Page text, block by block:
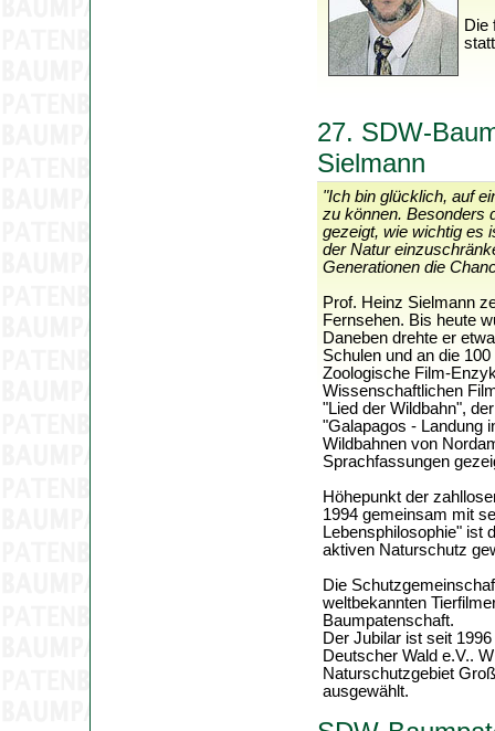
Die
27. SDW-
Sielmann
"Ich bin glücklich, auf
zu können. Besonders
gezeigt, wie wichtig es
der Natur
Generationen die
Prof. Heinz Sielmann
Fernsehen. Bis heute
Daneben drehte er
Schulen und an die
Zoologische Film-
Wissenschaftlichen
"Lied der Wildbahn",
"Galapagos - Landung
Wildbahnen von
Sprachfassungen
Höhepunkt der
1994 gemeinsam mit
Lebensphilosophie" ist
aktiven Naturschutz
Die
weltbekannten
Baumpatenschaft.
Der Jubilar ist seit
Deutscher Wald e.V..
Naturschutzgebiet
ausgewählt.